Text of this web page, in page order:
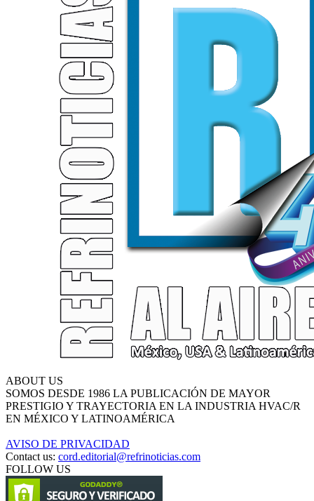
ABOUT US
SOMOS DESDE 1986 LA PUBLICACIÓN DE MAYOR
PRESTIGIO Y TRAYECTORIA EN LA INDUSTRIA HVAC/R
EN MÉXICO Y LATINOAMÉRICA
AVISO DE PRIVACIDAD
Contact us: cord.editorial@refrinoticias.com
FOLLOW US